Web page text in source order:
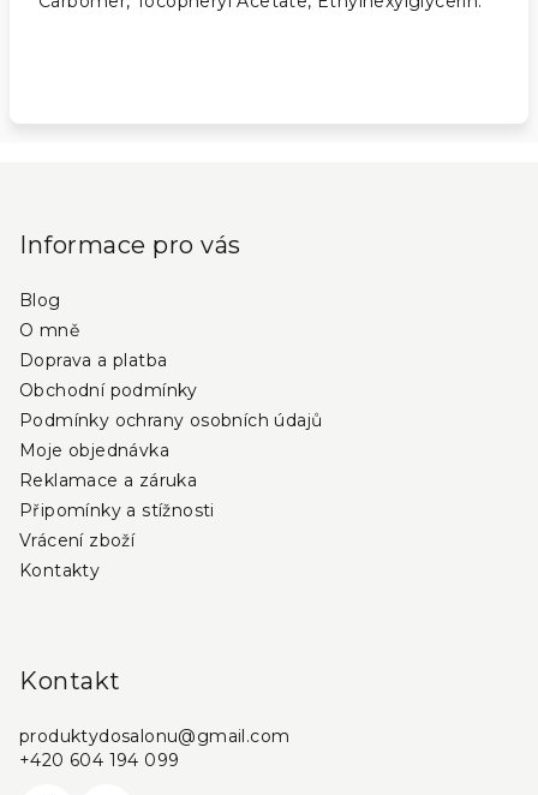
Informace pro vás
Blog
O mně
Doprava a platba
Obchodní podmínky
Podmínky ochrany osobních údajů
Moje objednávka
Reklamace a záruka
Připomínky a stížnosti
Vrácení zboží
Kontakty
Kontakt
produktydosalonu@gmail.com
+420 604 194 099